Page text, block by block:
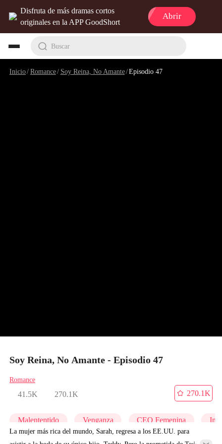
Disfruta de más dramas cortos
originales en la APP GoodShort
Abrir
Buscar
Inicio/Romance/ Soy Reina, No Amante/Episodio 47
Soy Reina, No Amante - Episodio 47
Romance
41.5K 270.1K
270.1K
Malententido Venganza CEO Femenina
La mujer más rica del mundo, Sarah, regresa a los EE.UU. para